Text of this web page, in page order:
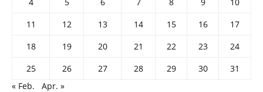
11
12 13 14 15 16
17
18
19 20 21 22 23
24
25
26 27 28 29 30
31
« Feb.
Apr. »